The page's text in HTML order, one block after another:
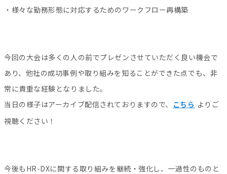
・様々な勤務形態に対応するためのワークフロー再構築
今回の大会は多くの人の前でプレゼンさせていただく良い機会で
あり、他社の成功事例や取り組みを知ることができた点でも、非
常に貴重な経験となりました。
当日の様子はアーカイブ配信されておりますので、 こちら よりご
視聴ください！
今後もHR-DXに関する取り組みを継続・強化し、一過性のものと